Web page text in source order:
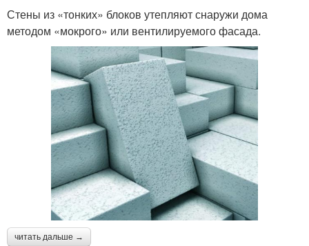
Стены из «тонких» блоков утепляют снаружи дома
методом «мокрого» или вентилируемого фасада.
читать дальше →